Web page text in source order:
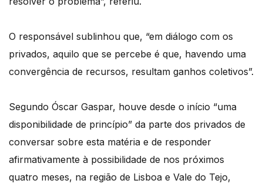
O responsável sublinhou que, “em diálogo com os
privados, aquilo que se percebe é que, havendo uma
convergência de recursos, resultam ganhos coletivos”.
Segundo Óscar Gaspar, houve desde o início “uma
disponibilidade de princípio” da parte dos privados de
conversar sobre esta matéria e de responder
afirmativamente à possibilidade de nos próximos
quatro meses, na região de Lisboa e Vale do Tejo,